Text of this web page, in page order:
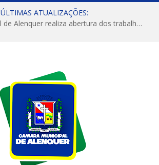
ÚLTIMAS ATUALIZAÇÕES:
Câmara Municipal de Alenquer realiza abertura dos trabalhos do 4º Período Legislativo